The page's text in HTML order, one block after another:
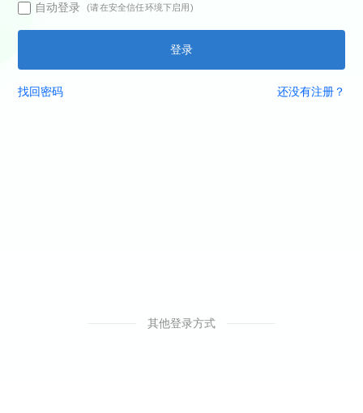
自动登录 (请在安全信任环境下启用)
登录
找回密码 还没有注册？
其他登录方式